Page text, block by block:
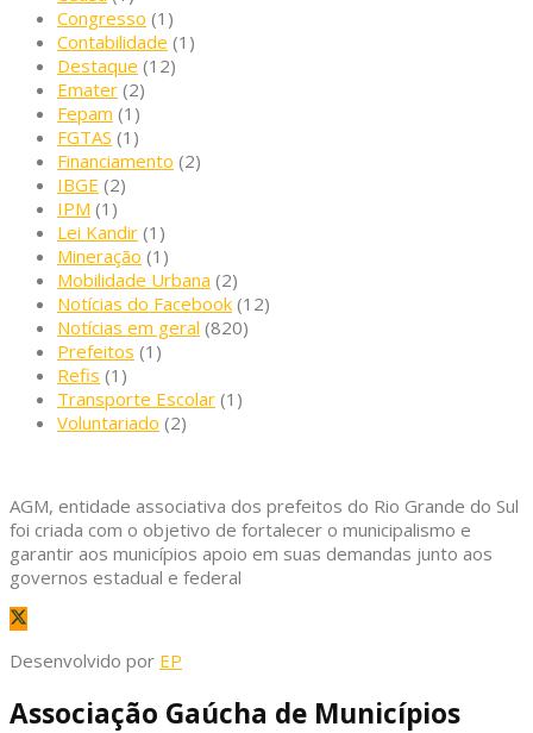
Congresso (1)
Contabilidade (1)
Destaque (12)
Emater (2)
Fepam (1)
FGTAS (1)
Financiamento (2)
IBGE (2)
IPM (1)
Lei Kandir (1)
Mineração (1)
Mobilidade Urbana (2)
Notícias do Facebook (12)
Notícias em geral (820)
Prefeitos (1)
Refis (1)
Transporte Escolar (1)
Voluntariado (2)
AGM, entidade associativa dos prefeitos do Rio Grande do Sul
foi criada com o objetivo de fortalecer o municipalismo e
garantir aos municípios apoio em suas demandas junto aos
governos estadual e federal
Desenvolvido por EP
Associação Gaúcha de Municípios